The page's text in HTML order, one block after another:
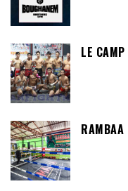
LE
RAMBAA